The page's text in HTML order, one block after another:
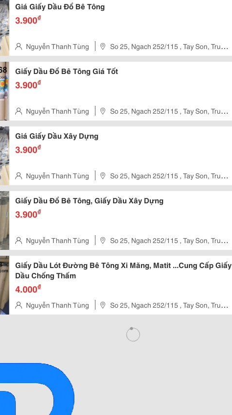
Giá Giấy Dầu Đổ Bê Tông
3.900₫
Nguyễn Thanh Tùng
So 25, Ngach 252/115 , Tay Son, Trung
Liet, Dong Da, Ha Noi
Giấy Dầu Đổ Bê Tông Giá Tốt
3.900₫
Nguyễn Thanh Tùng
So 25, Ngach 252/115 , Tay Son, Trung
Liet, Dong Da, Ha Noi
Giá Giấy Dầu Xây Dựng
3.900₫
Nguyễn Thanh Tùng
So 25, Ngach 252/115 , Tay Son, Trung
Liet, Dong Da, Ha Noi
Giấy Dầu Đổ Bê Tông, Giấy Dầu Xây Dựng
3.900₫
Nguyễn Thanh Tùng
So 25, Ngach 252/115 , Tay Son, Trung
Liet, Dong Da, Ha Noi
Giấy Dầu Lót Đường Bê Tông Xi Măng, Matit ...Cung Cấp Giấy
Dầu Chống Thấm
4.000₫
Nguyễn Thanh Tùng
So 25, Ngach 252/115 , Tay Son, Trung
Liet, Dong Da, Ha Noi